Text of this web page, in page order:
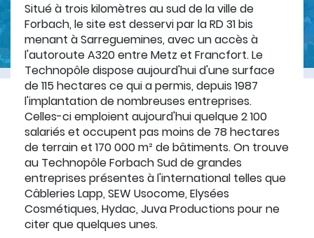
Situé à trois kilomètres au sud de la ville de
Forbach, le site est desservi par la RD 31 bis
menant à Sarreguemines, avec un accès à
l'autoroute A320 entre Metz et Francfort. Le
Technopôle dispose aujourd'hui d'une surface
de 115 hectares ce qui a permis, depuis 1987
l'implantation de nombreuses entreprises.
Celles-ci emploient aujourd'hui quelque 2 100
salariés et occupent pas moins de 78 hectares
de terrain et 170 000 m² de bâtiments. On trouve
au Technopôle Forbach Sud de grandes
entreprises présentes à l'international telles que
Câbleries Lapp, SEW Usocome, Elysées
Cosmétiques, Hydac, Juva Productions pour ne
citer que quelques unes.